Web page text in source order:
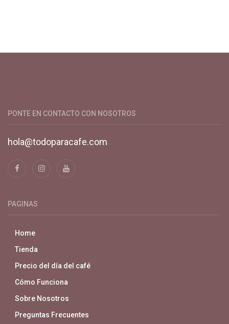
PONTE EN CONTACTO CON NOSOTROS
hola@todoparacafe.com
PAGINAS
Home
Tienda
Precio del día del café
Cómo Funciona
Sobre Nosotros
Preguntas Frecuentes